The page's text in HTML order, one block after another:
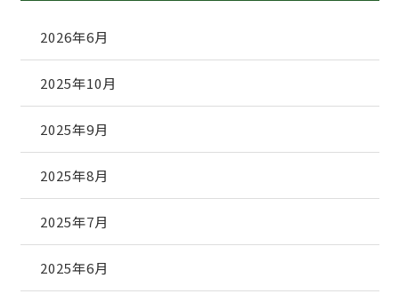
2026年6月
2025年10月
2025年9月
2025年8月
2025年7月
2025年6月